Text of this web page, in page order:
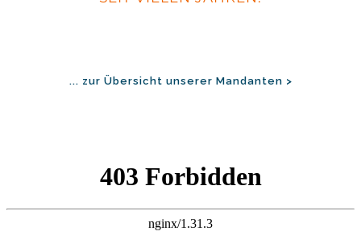
... zur Übersicht unserer Mandanten >